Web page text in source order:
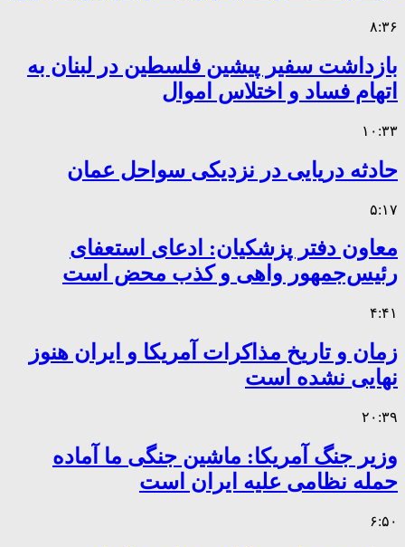
۸:۳۶
بازداشت سفیر پیشین فلسطین در لبنان به
اتهام فساد و اختلاس اموال
۱۰:۳۳
حادثه دریایی در نزدیکی سواحل عمان
۵:۱۷
معاون دفتر پزشکیان: ادعای استعفای
رئیس‌جمهور واهی و کذب محض است
۴:۴۱
زمان و تاریخ مذاکرات آمریکا و ایران هنوز
نهایی نشده است
۲۰:۳۹
وزیر جنگ آمریکا: ماشین جنگی ما آماده
حمله نظامی علیه ایران است
۶:۵۰